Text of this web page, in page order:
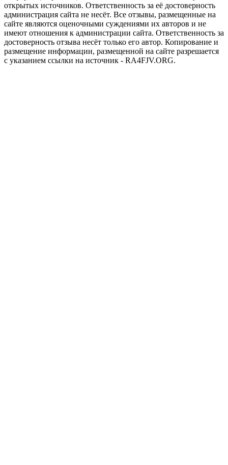
открытых источников. Ответственность за её достоверность
администрация сайта не несёт. Все отзывы, размещенные на
сайте являются оценочными суждениями их авторов и не
имеют отношения к администрации сайта. Ответственность за
достоверность отзыва несёт только его автор. Копирование и
размещение информации, размещенной на сайте разрешается
с указанием ссылки на источник - RA4FJV.ORG.